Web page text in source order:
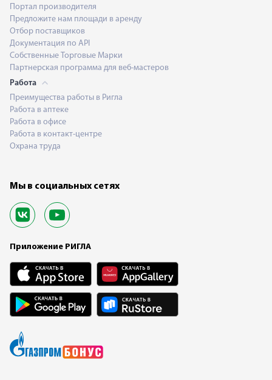
Портал производителя
Предложите нам площади в аренду
Отбор поставщиков
Документация по API
Собственные Торговые Марки
Партнерская программа для веб-мастеров
Работа
Преимущества работы в Ригла
Работа в аптеке
Работа в офисе
Работа в контакт-центре
Охрана труда
Мы в социальных сетях
Приложение РИГЛА